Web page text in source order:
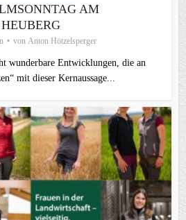
AM
HEUBERG
von Anton Hötzelsperger
wunderbare Entwicklungen, die an
mit dieser Kernaussage...